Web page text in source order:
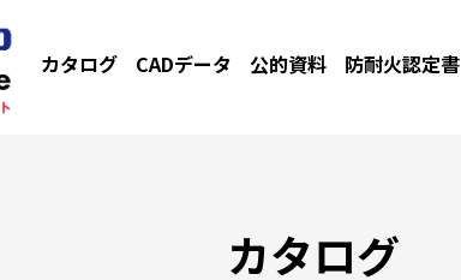
カタログ CADデータ 公的資料 防耐火認定書
カタログ